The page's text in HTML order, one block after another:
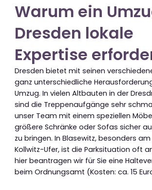
Warum ein
Dresden lokale
Expertise
Dresden bietet mit seinen
ganz unterschiedliche
Umzug. In vielen Altbauten in der
sind die Treppenaufgänge sehr
unser Team mit einem speziellen
größere Schränke oder Sofas sicher
zu bringen. In Blasewitz, besonders
Kollwitz-Ufer, ist die Parksituation oft
hier beantragen wir für Sie eine
beim Ordnungsamt (Kosten: ca. 15